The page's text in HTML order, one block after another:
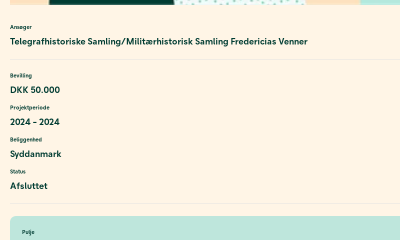
Ansøger
Telegrafhistoriske Samling/Militærhistorisk Samling Fredericias Venner
Bevilling
DKK 50.000
Projektperiode
2024 - 2024
Beliggenhed
Syddanmark
Status
Afsluttet
Pulje